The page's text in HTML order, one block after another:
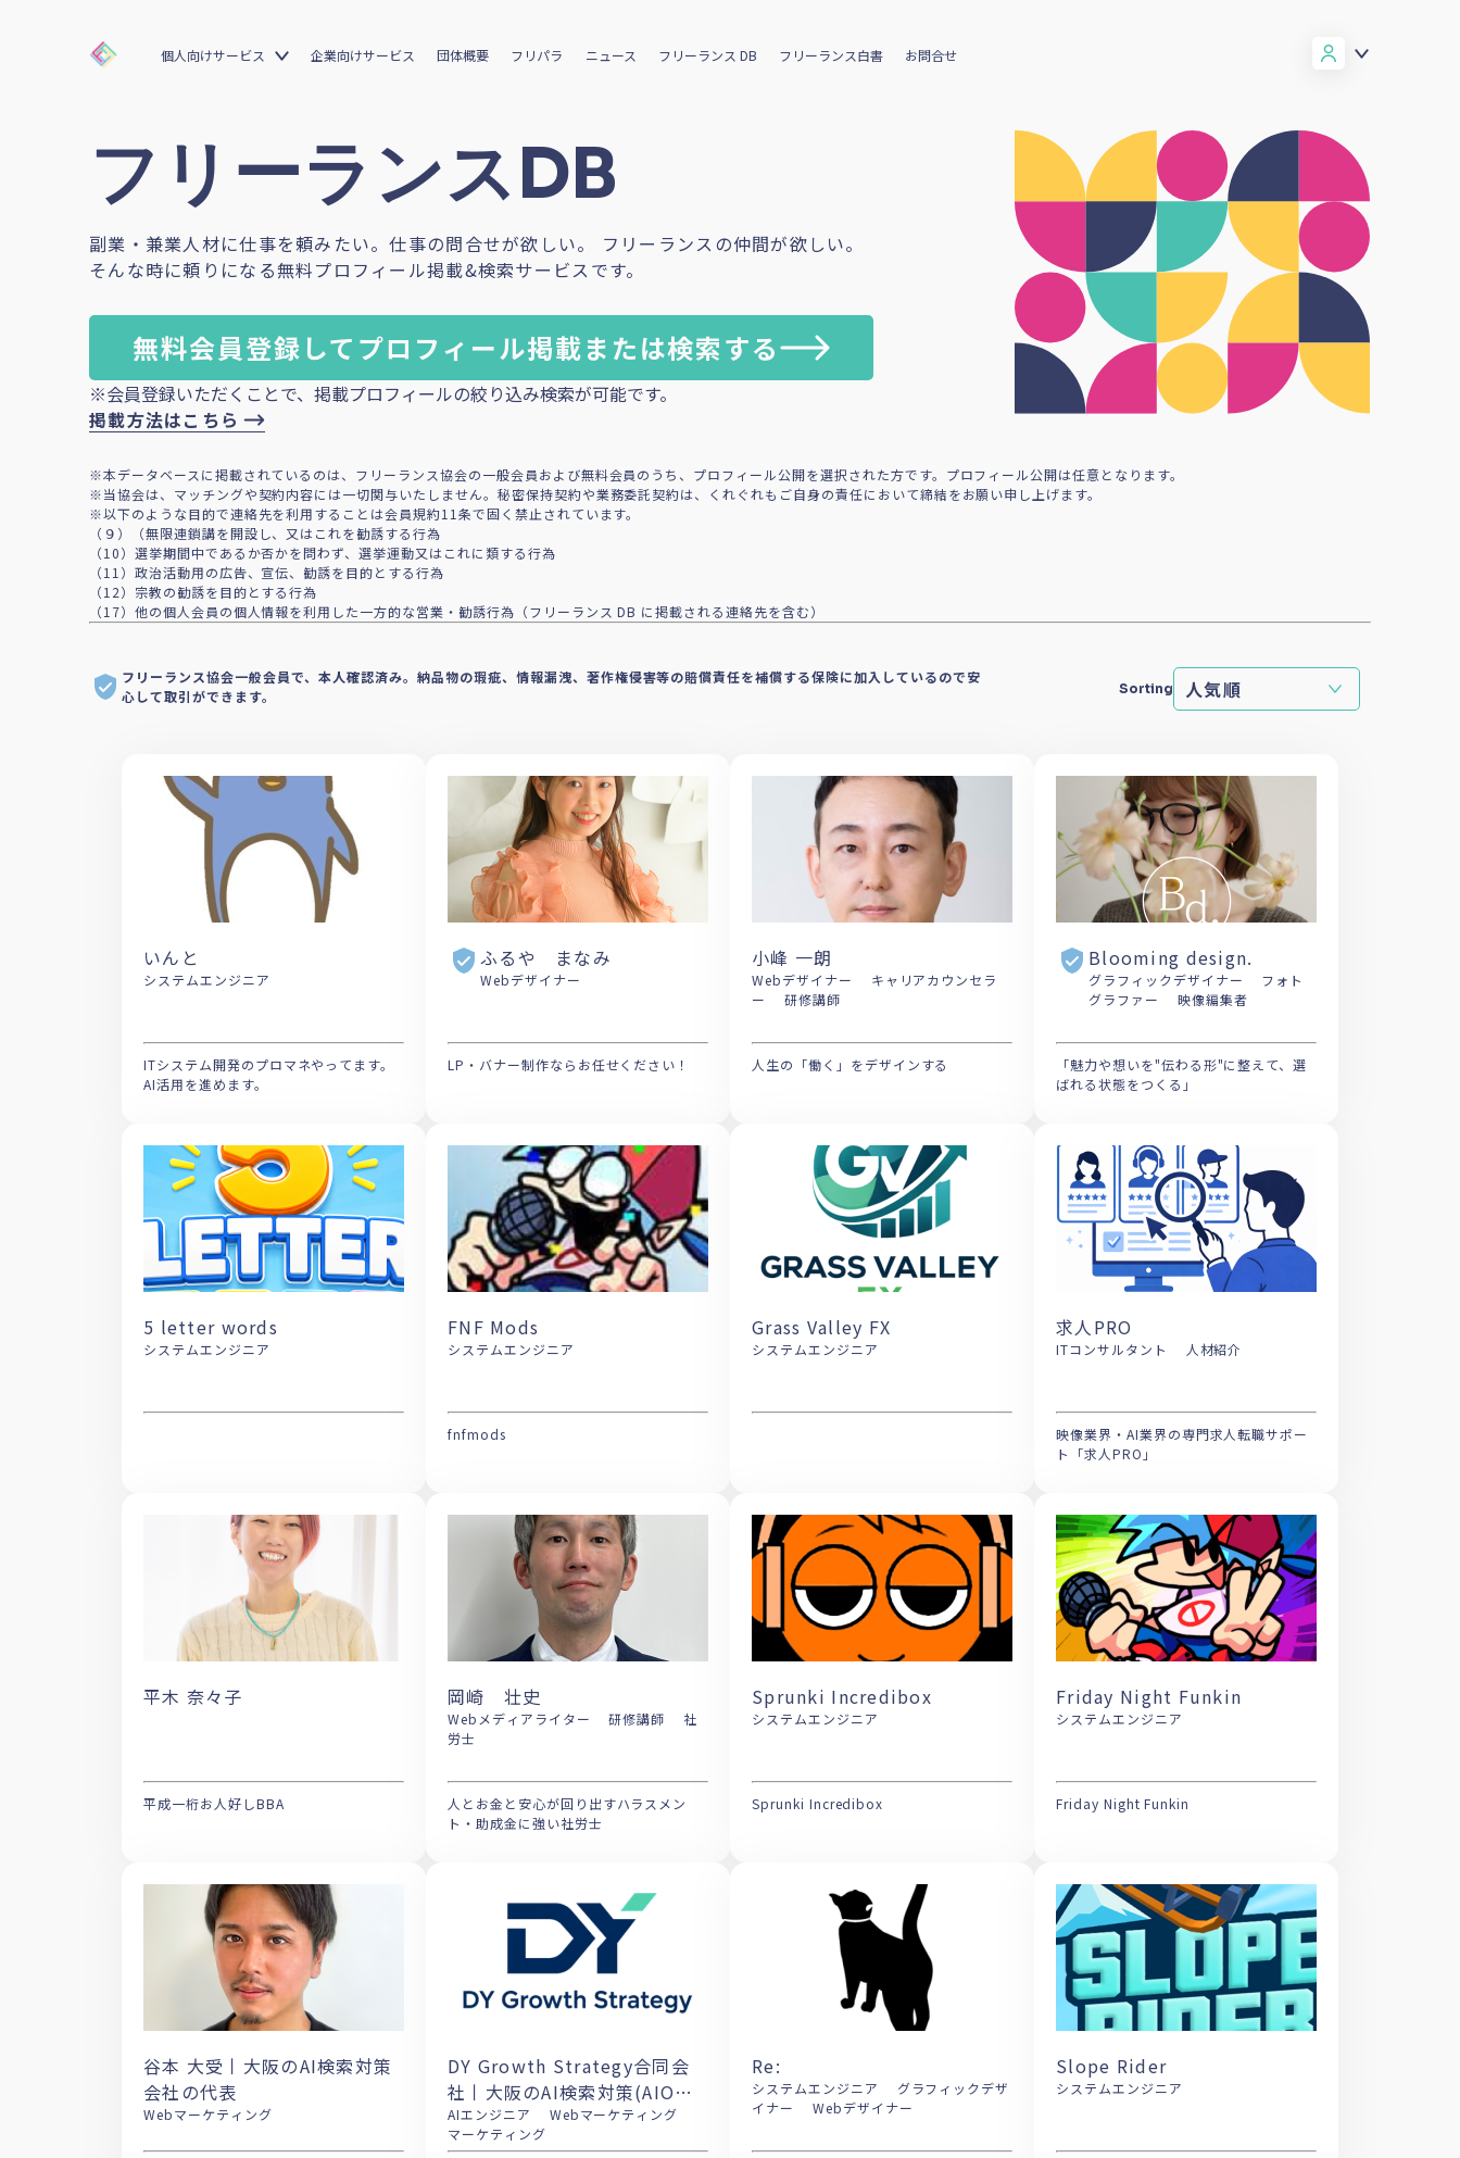
個人向けサービス 企業向けサービス 団体概要 フリパラ ニュース フリーランス DB フリーランス白書 お問合せ
フリーランスDB
副業・兼業人材に仕事を頼みたい。仕事の問合せが欲しい。 フリーランスの仲間が欲しい。
そんな時に頼りになる無料プロフィール掲載&検索サービスです。
無料会員登録してプロフィール掲載または検索する
※会員登録いただくことで、掲載プロフィールの絞り込み検索が可能です。
掲載方法はこちら
※本データベースに掲載されているのは、フリーランス協会の一般会員および無料会員のうち、プロフィール公開を選択された方です。プロフィール公開は任意となります。
※当協会は、マッチングや契約内容には一切関与いたしません。秘密保持契約や業務委託契約は、くれぐれもご自身の責任において締結をお願い申し上げます。
※以下のような目的で連絡先を利用することは会員規約11条で固く禁止されています。
（９）（無限連鎖講を開設し、又はこれを勧誘する行為
（10）選挙期間中であるか否かを問わず、選挙運動又はこれに類する行為
（11）政治活動用の広告、宣伝、勧誘を目的とする行為
（12）宗教の勧誘を目的とする行為
（17）他の個人会員の個人情報を利用した一方的な営業・勧誘行為（フリーランス DB に掲載される連絡先を含む）
フリーランス協会一般会員で、本人確認済み。納品物の瑕疵、情報漏洩、著作権侵害等の賠償責任を補償する保険に加入しているので安
心して取引ができます。
Sorting
いんと
システムエンジニア
ITシステム開発のプロマネやってます。
AI活用を進めます。
ふるや まなみ
Webデザイナー
LP・バナー制作ならお任せください！
小峰 一朗
Webデザイナー キャリアカウンセラ
ー 研修講師
人生の「働く」をデザインする
Blooming design.
グラフィックデザイナー フォト
グラファー 映像編集者
「魅力や想いを"伝わる形"に整えて、選
ばれる状態をつくる」
5 letter words
システムエンジニア
FNF Mods
システムエンジニア
fnfmods
Grass Valley FX
システムエンジニア
求人PRO
ITコンサルタント 人材紹介
映像業界・AI業界の専門求人転職サポー
ト「求人PRO」
平木 奈々子
平成一桁お人好しBBA
岡崎 壮史
Webメディアライター 研修講師 社
労士
人とお金と安心が回り出すハラスメン
ト・助成金に強い社労士
Sprunki Incredibox
システムエンジニア
Sprunki Incredibox
Friday Night Funkin
システムエンジニア
Friday Night Funkin
谷本 大受丨大阪のAI検索対策
会社の代表
Webマーケティング
DY Growth Strategy合同会
社丨大阪のAI検索対策(AIO・
LLMO)を軸としたWEBマーケ
ティング会社
AIエンジニア Webマーケティング
マーケティング
Re:
システムエンジニア グラフィックデザ
イナー Webデザイナー
Slope Rider
システムエンジニア